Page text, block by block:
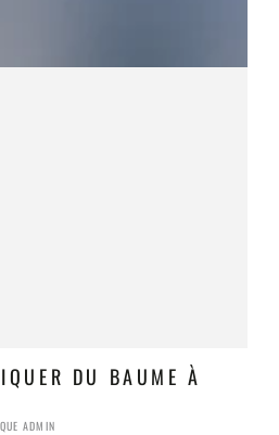
DU BAUME À
ADMIN